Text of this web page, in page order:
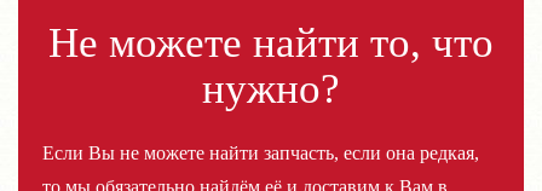
Не можете найти то, что
нужно?
Если Вы не можете найти запчасть, если она редкая,
то мы обязательно найдём её и доставим к Вам в